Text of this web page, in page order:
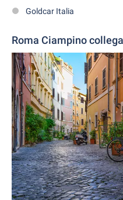
Goldcar Italia
Roma Ciampino